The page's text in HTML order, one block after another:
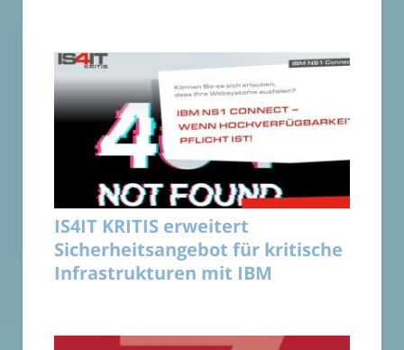
IS4IT KRITIS erweitert
Sicherheitsangebot für kritische
Infrastrukturen mit IBM